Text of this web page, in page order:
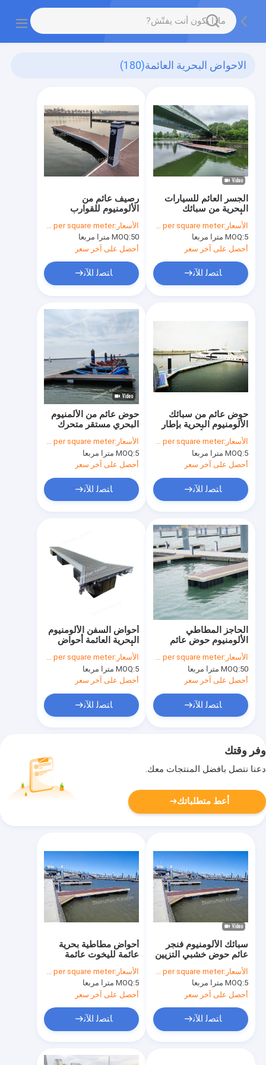
الاحواض البحرية العائمة(180)
رصيف عائم من
الألومنيوم للقوارب
البحرية والرصيف البحري
الأسعار:USD200-USD500 per square meter
MOQ:50 مترا مربعا
أحصل على آخر سعر
ﺎﺘﺼﻟ ﺍﻶﻧ
الجسر العائم للسيارات
البحرية من سبائك
الألومنيوم
الأسعار:USD200-USD400 per square meter
MOQ:5 مترا مربعا
أحصل على آخر سعر
ﺎﺘﺼﻟ ﺍﻶﻧ
حوض عائم من الألمنيوم
البحري مستقر متحرك
عائم رصيف عائم
الأسعار:USD200-USD500 per square meter
MOQ:5 مترا مربعا
أحصل على آخر سعر
ﺎﺘﺼﻟ ﺍﻶﻧ
حوض عائم من سبائك
الألومنيوم البحرية بإطار
من سبائك الألومنيوم
مؤهل
الأسعار:USD200-USD500 per square meter
MOQ:5 مترا مربعا
أحصل على آخر سعر
ﺎﺘﺼﻟ ﺍﻶﻧ
أحواض السفن الألومنيوم
البحرية العائمة أحواض
الألومنيوم العائمة
KS6001
الأسعار:USD200-USD500 per square meter
MOQ:5 مترا مربعا
أحصل على آخر سعر
ﺎﺘﺼﻟ ﺍﻶﻧ
الحاجز المطاطي
الألومنيوم حوض عائم
حوض عائم لرصيف
المراكب الصغيرة /
القوارب البحرية
الأسعار:USD200-USD500 per square meter
MOQ:50 مترا مربعا
أحصل على آخر سعر
ﺎﺘﺼﻟ ﺍﻶﻧ
وفر وقتك
دعنا نتصل بأفضل المنتجات معك.
أعط متطلباتك
أحواض مطاطية بحرية
عائمة لليخوت عائمة
رصيف عائم
الأسعار:USD200-USD500 per square meter
MOQ:5 مترا مربعا
أحصل على آخر سعر
ﺎﺘﺼﻟ ﺍﻶﻧ
سبائك الألومنيوم فنجر
عائم حوض خشبي التزيين
عائم رصيف عائم
الأسعار:USD200-USD500 per square meter
MOQ:5 مترا مربعا
أحصل على آخر سعر
ﺎﺘﺼﻟ ﺍﻶﻧ